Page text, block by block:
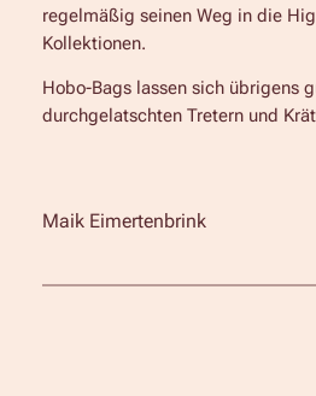
regelmäßig seinen Weg in die
Kollektionen.
Hobo-Bags lassen sich übrigens
durchgelatschten Tretern und
Maik Eimertenbrink